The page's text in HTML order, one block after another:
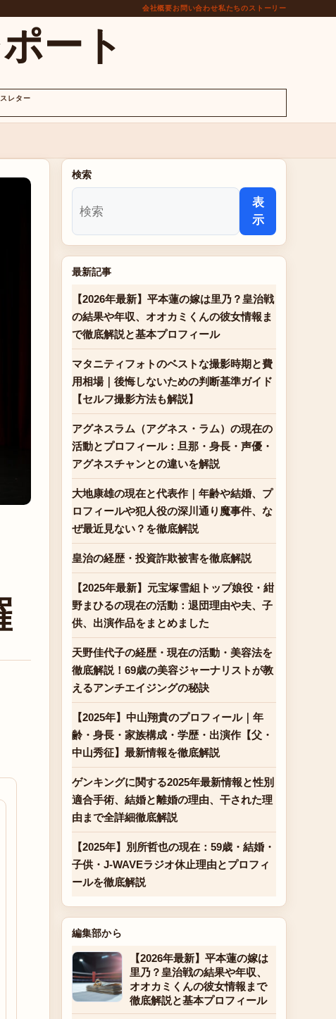
会社概要お問い合わせ私たちのストーリー
ート
レター
検索
表
示
最新記事
【2026年最新】平本蓮の嫁は里乃？皇治戦
の結果や年収、オオカミくんの彼女情報ま
で徹底解説と基本プロフィール
マタニティフォトのベストな撮影時期と費
用相場｜後悔しないための判断基準ガイド
【セルフ撮影方法も解説】
アグネスラム（アグネス・ラム）の現在の
活動とプロフィール：旦那・身長・声優・
アグネスチャンとの違いを解説
大地康雄の現在と代表作｜年齢や結婚、プ
ロフィールや犯人役の深川通り魔事件、な
ぜ最近見ない？を徹底解説
皇治の経歴・投資詐欺被害を徹底解説
【2025年最新】元宝塚雪組トップ娘役・紺
野まひるの現在の活動：退団理由や夫、子
供、出演作品をまとめました
天野佳代子の経歴・現在の活動・美容法を
徹底解説！69歳の美容ジャーナリストが教
えるアンチエイジングの秘訣
【2025年】中山翔貴のプロフィール｜年
齢・身長・家族構成・学歴・出演作【父・
中山秀征】最新情報を徹底解説
ゲンキングに関する2025年最新情報と性別
適合手術、結婚と離婚の理由、干された理
由まで全詳細徹底解説
【2025年】別所哲也の現在：59歳・結婚・
子供・J-WAVEラジオ休止理由とプロフィ
ールを徹底解説
編集部から
【2026年最新】平本蓮の嫁は
里乃？皇治戦の結果や年収、
オオカミくんの彼女情報まで
徹底解説と基本プロフィール